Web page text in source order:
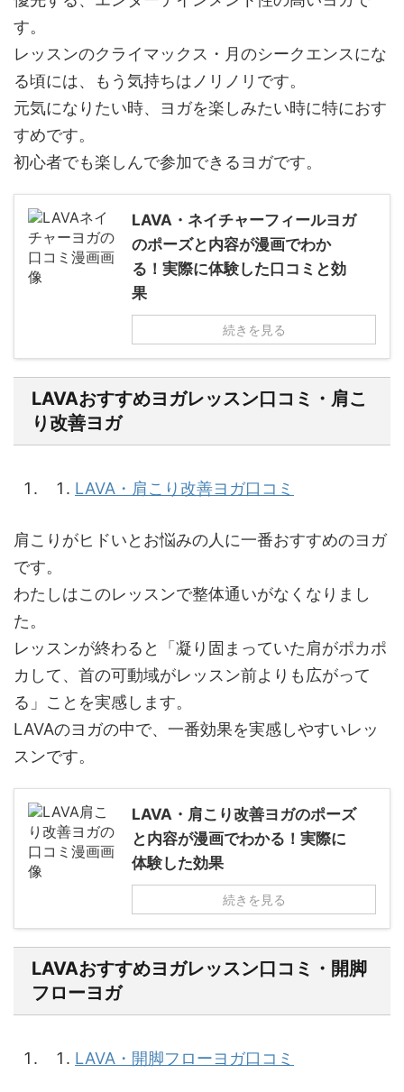
す。
レッスンのクライマックス・月のシークエンスにな
る頃には、もう気持ちはノリノリです。
元気になりたい時、ヨガを楽しみたい時に特におす
すめです。
初心者でも楽しんで参加できるヨガです。
LAVA・ネイチャーフィールヨガ
のポーズと内容が漫画でわか
る！実際に体験した口コミと効
果
続きを見る
LAVAおすすめヨガレッスン口コミ・肩こ
り改善ヨガ
LAVA・肩こり改善ヨガ口コミ
肩こりがヒドいとお悩みの人に一番おすすめのヨガ
です。
わたしはこのレッスンで整体通いがなくなりまし
た。
レッスンが終わると「凝り固まっていた肩がポカポ
カして、首の可動域がレッスン前よりも広がって
る」ことを実感します。
LAVAのヨガの中で、一番効果を実感しやすいレッ
スンです。
LAVA・肩こり改善ヨガのポーズ
と内容が漫画でわかる！実際に
体験した効果
続きを見る
LAVAおすすめヨガレッスン口コミ・開脚
フローヨガ
LAVA・開脚フローヨガ口コミ